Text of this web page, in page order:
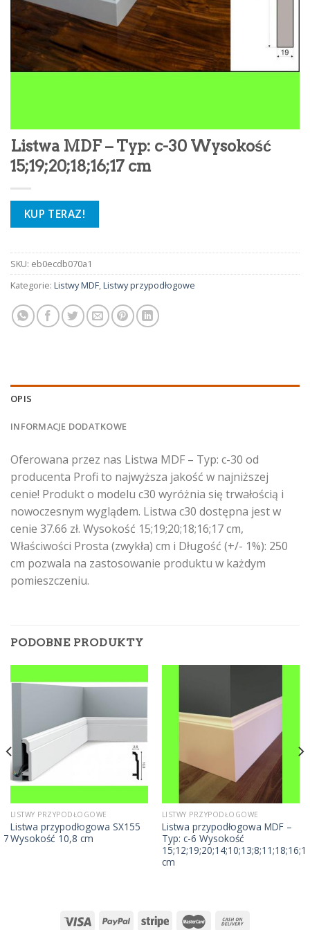
Listwa MDF – Typ: c-30 Wysokość
15;19;20;18;16;17 cm
KUP TERAZ!
SKU: eb0ecdb070a1
Kategorie: Listwy MDF,Listwy przypodłogowe
OPIS
INFORMACJE DODATKOWE
Oferowana przez nas Listwa MDF – Typ: c-30 od
producenta Profi to najwyższa jakość w najniższej
cenie! Produkt o modelu c30 wyróżnia się trwałością i
nowoczesnym wyglądem. Listwa c30 dostępna jest w
cenie 37.66 zł. Wysokość 15;19;20;18;16;17 cm,
Właściwości Prosta (zwykła) cm i Długość (+/- 1%): 250
cm pozwala na zastosowanie produktu w każdym
pomieszczeniu.
PODOBNE PRODUKTY
LISTWY PRZYPODŁOGOWE
Listwa przypodłogowa SX155
Wysokość 10,8 cm
LISTWY PRZYPODŁOGOWE
Listwa przypodłogowa MDF –
Typ: c-6 Wysokość
cm